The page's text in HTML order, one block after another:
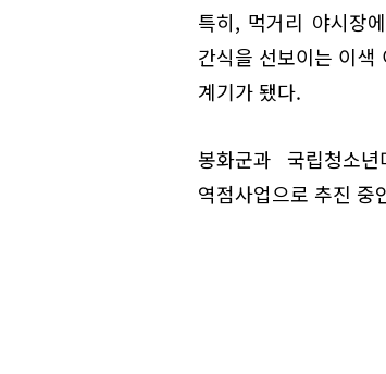
특히, 먹거리 야시장
간식을 선보이는 이색
계기가 됐다.
봉화군과 국립청소
역점사업으로 추진 중